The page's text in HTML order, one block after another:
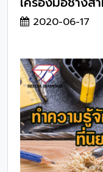
มี 2020-06-17